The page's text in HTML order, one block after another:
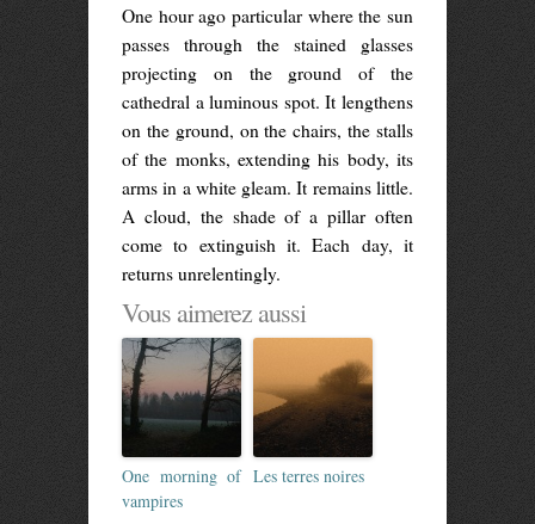
One hour ago particular where the sun
passes through the stained glasses
projecting on the ground of the
cathedral a luminous spot. It lengthens
on the ground, on the chairs, the stalls
of the monks, extending his body, its
arms in a white gleam. It remains little.
A cloud, the shade of a pillar often
come to extinguish it. Each day, it
returns unrelentingly.
Vous aimerez aussi
One morning of
vampires
Les terres noires